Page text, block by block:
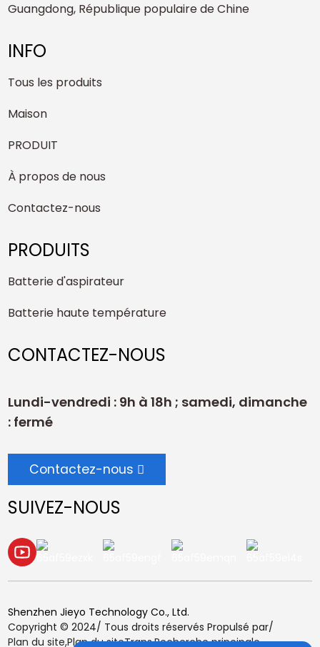
Guangdong, République populaire de Chine
INFO
Tous les produits
Maison
PRODUIT
À propos de nous
Contactez-nous
PRODUITS
Batterie d'aspirateur
Batterie haute température
CONTACTEZ-NOUS
Lundi-vendredi : 9h à 18h ; samedi, dimanche
: fermé
Contactez-nous
SUIVEZ-NOUS
Shenzhen Jieyo Technology Co., Ltd.
Copyright © 2024/ Tous droits réservés Propulsé par/
Plan du site,Plan du siteTrans,Recherche principale